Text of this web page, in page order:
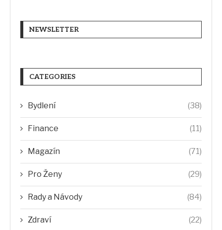
NEWSLETTER
CATEGORIES
Bydlení (38)
Finance (11)
Magazín (71)
Pro Ženy (29)
Rady a Návody (84)
Zdraví (22)